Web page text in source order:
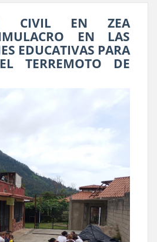
CIVIL EN ZEA
EN LAS
EDUCATIVAS PARA
TERREMOTO DE